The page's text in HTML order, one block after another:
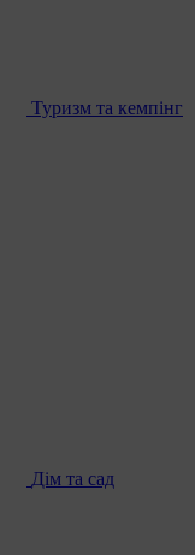
Туризм та кемпінг
Дім та сад